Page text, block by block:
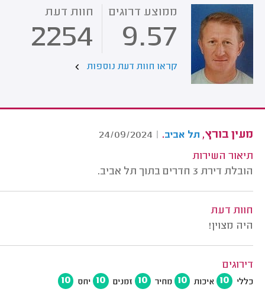
ממוצע דרוגים
9.57
חוות דעת
2254
קראו חוות דעת נוספות
מעין בורץ, תל אביב.
|
24/09/2024
תיאור השירות
הובלת דירת 3 חדרים בתוך תל אביב.
חוות דעת
היה מצוין!
דירוגים
כללי 10 איכות 10 מחיר 10 זמנים 10 יחס 10